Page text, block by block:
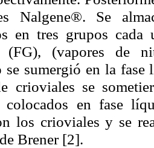
Nalgene®. Se
en tres grupos cada
(FG), (vapores de
se sumergió en la
crioviales se
colocados en fase
los crioviales y se
Brener[2].